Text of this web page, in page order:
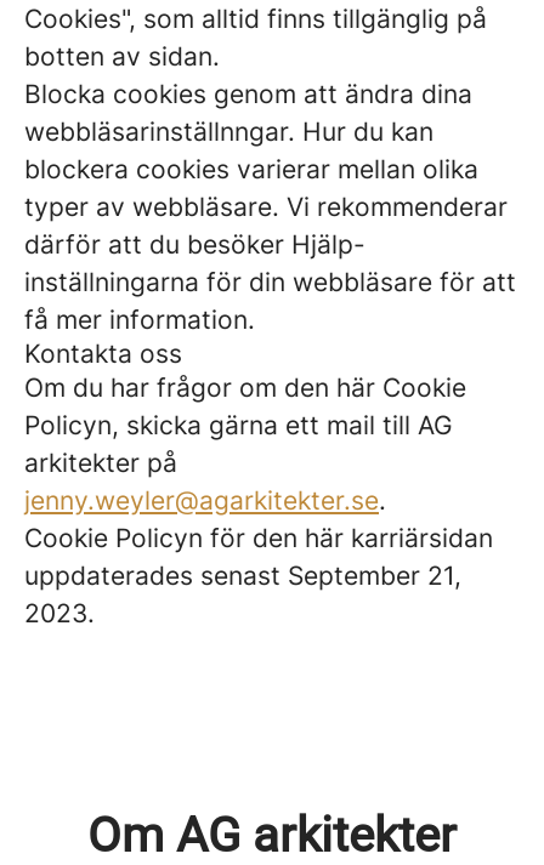
Cookies", som alltid finns tillgänglig på
botten av sidan.
Blocka cookies genom att ändra dina
webbläsarinställnngar. Hur du kan
blockera cookies varierar mellan olika
typer av webbläsare. Vi rekommenderar
därför att du besöker Hjälp-
inställningarna för din webbläsare för att
få mer information.
Kontakta oss
Om du har frågor om den här Cookie
Policyn, skicka gärna ett mail till AG
arkitekter på
jenny.weyler@agarkitekter.se.
Cookie Policyn för den här karriärsidan
uppdaterades senast September 21,
2023.
Om AG arkitekter